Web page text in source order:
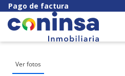
Pago de factura
Ver fotos